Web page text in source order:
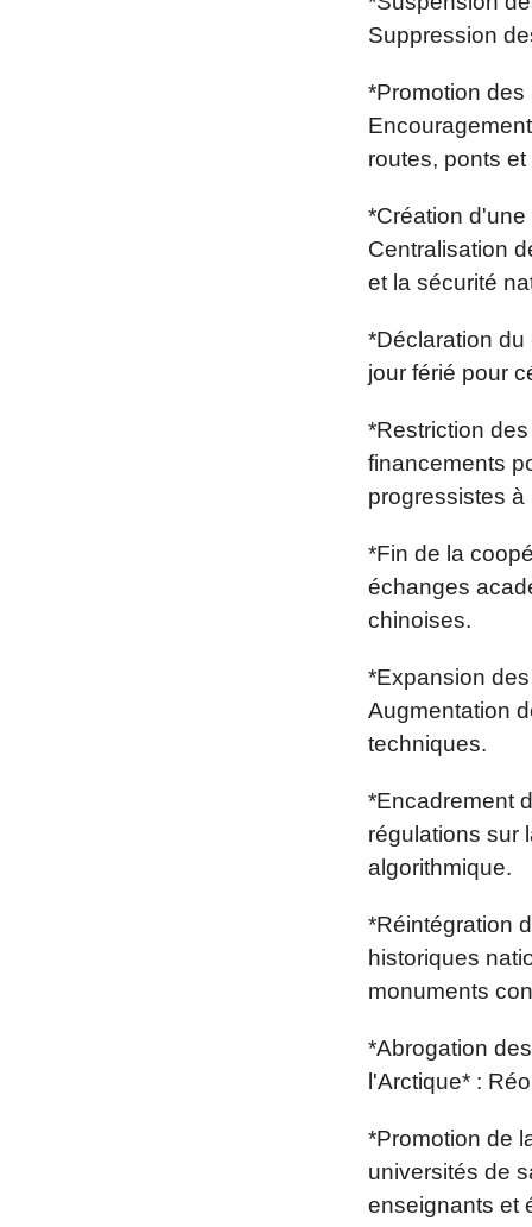
Suppression
*Promotion
routes, ponts
*Création
Centralisation
et la sécurité
*Déclaration
jour férié pour
*Restriction
financements
progressistes à
*Fin de la
échanges
chinoises.
*Expansion
Augmentation
techniques.
*Encadrement
régulations sur
algorithmique.
*Réintégration
historiques
monuments
*Abrogation
l'Arctique* :
*Promotion de
universités de
enseignants et